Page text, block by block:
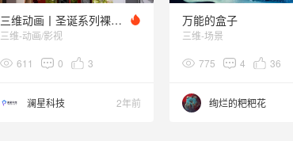
三维动画丨圣诞系列裸眼3D
三维-动画/影视
611 0 3
澜星科技 2年前
万能的盒子
三维-场景
775 4 36
绚烂的粑粑花